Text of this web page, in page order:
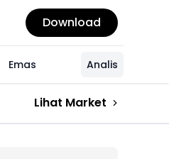
Download
Emas Analis
Lihat Market